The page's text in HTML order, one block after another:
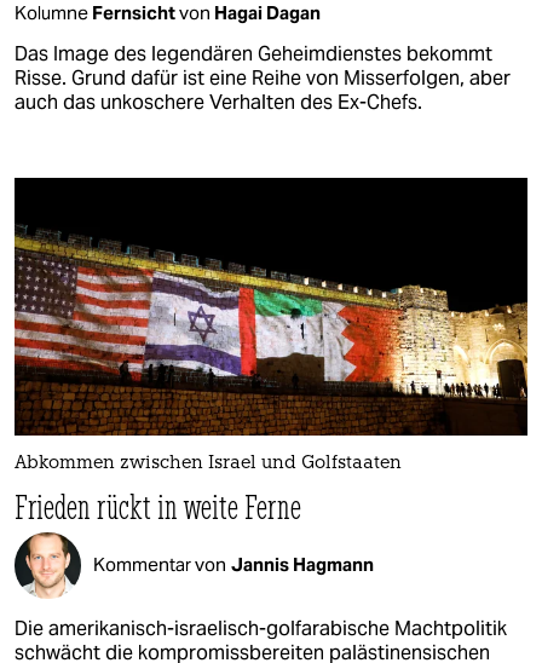
Kolumne Fernsichtvon Hagai Dagan
Das Image des legendären Geheimdienstes bekommt
Risse. Grund dafür ist eine Reihe von Misserfolgen, aber
auch das unkoschere Verhalten des Ex-Chefs.
Abkommen zwischen Israel und Golfstaaten
Frieden rückt in weite Ferne
Kommentar von Jannis Hagmann
Die amerikanisch-israelisch-golfarabische Machtpolitik
schwächt die kompromissbereiten palästinensischen